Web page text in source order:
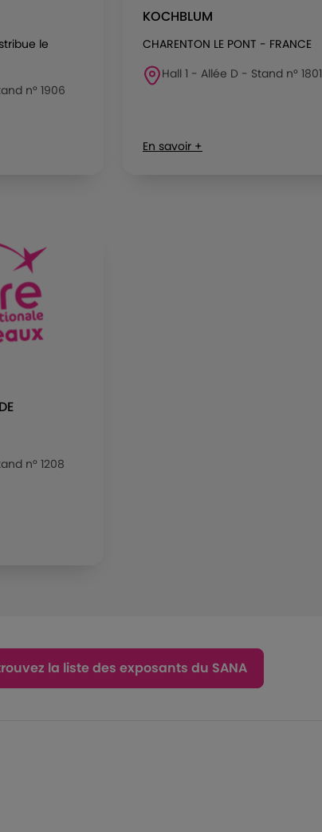
le
n° 1906
KOCHBLUM
CHARENTON LE PONT - FRANCE
Hall 1 - Allée D - Stand n° 1801
En savoir +
n° 1208
la liste des exposants du SANA